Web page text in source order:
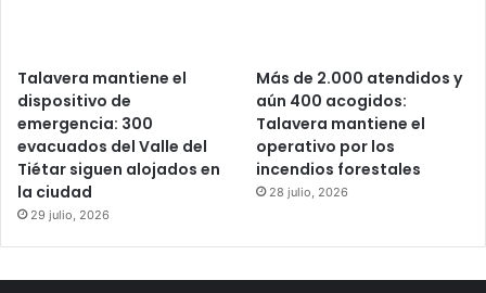
Talavera mantiene el
dispositivo de
emergencia: 300
evacuados del Valle del
Tiétar siguen alojados en
la ciudad
29 julio, 2026
Más de 2.000 atendidos y
aún 400 acogidos:
Talavera mantiene el
operativo por los
incendios forestales
28 julio, 2026